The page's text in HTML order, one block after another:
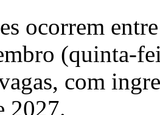
ocorrem
(quinta-
com
2027.